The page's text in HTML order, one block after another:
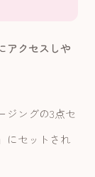
アクセスしや
ジングの3点セ
にセットされ